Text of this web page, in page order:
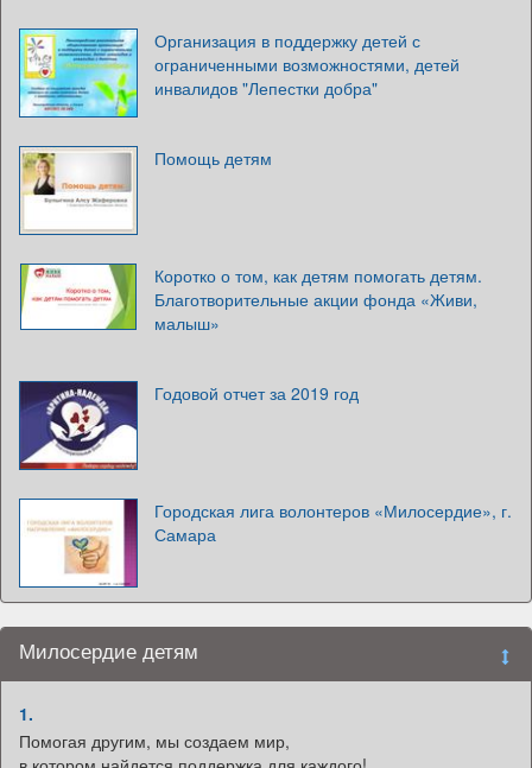
Организация в поддержку детей с
ограниченными возможностями, детей
инвалидов "Лепестки добра"
Помощь детям
Коротко о том, как детям помогать детям.
Благотворительные акции фонда «Живи,
малыш»
Годовой отчет за 2019 год
Городская лига волонтеров «Милосердие», г.
Самара
Милосердие детям
1.
Помогая другим, мы создаем мир,